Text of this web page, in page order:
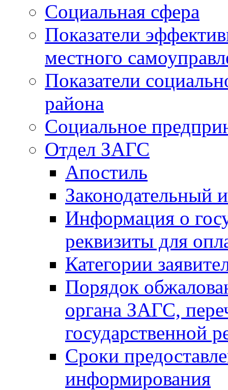
Социальная сфера
Показатели
местного
Показатели
района
Социальное
Отдел ЗАГС
Апостиль
Законодательный
Информация о
реквизиты для
Категории
Порядок
органа ЗАГС,
государственной
Сроки
информирования